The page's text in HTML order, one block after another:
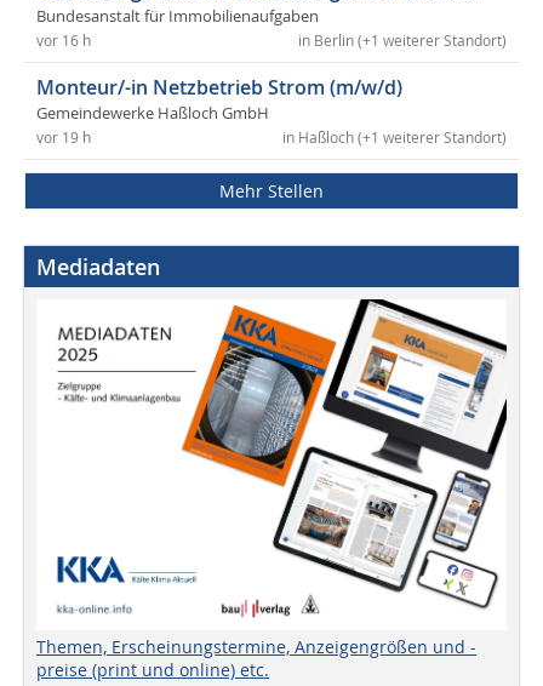
Bundesanstalt für Immobilienaufgaben
in Berlin (+1 weiterer Standort)
vor 16 h
Monteur/-in Netzbetrieb Strom (m/w/d)
Gemeindewerke Haßloch GmbH
in Haßloch (+1 weiterer Standort)
vor 19 h
Mehr Stellen
Mediadaten
Themen, Erscheinungstermine, Anzeigengrößen und -
preise (print und online) etc.